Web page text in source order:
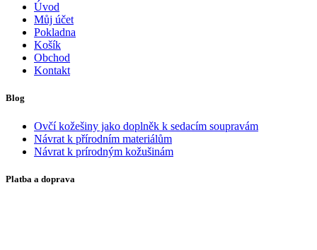
Úvod
Můj účet
Pokladna
Košík
Obchod
Kontakt
Blog
Ovčí kožešiny jako doplněk k sedacím soupravám
Návrat k přírodním materiálům
Návrat k prírodným kožušinám
Platba a doprava